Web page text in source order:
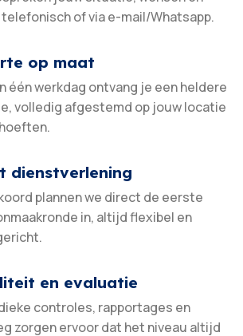
of via e-mail/Whatsapp.
op maat
één werkdag ontvang je een heldere
volledig afgestemd op jouw locatie
dienstverlening
plannen we direct de eerste
in, altijd flexibel en
en evaluatie
controles, rapportages en
zorgen ervoor dat het niveau altijd